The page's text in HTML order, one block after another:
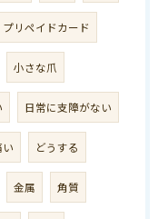
プリペイドカード
小さな爪
日常に支障がない
い どうする
金属 角質